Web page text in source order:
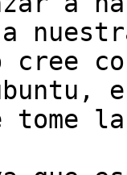
cree
tome